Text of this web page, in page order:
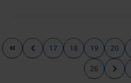
17 18 19 20
26